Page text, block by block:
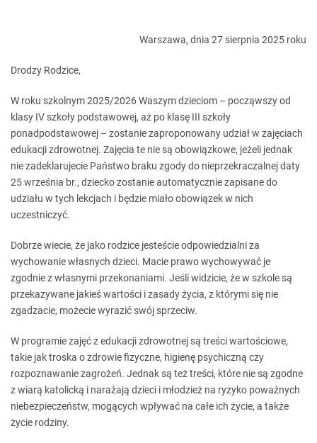
Warszawa, dnia 27 sierpnia 2025 roku
Drodzy Rodzice,
W roku szkolnym 2025/2026 Waszym dzieciom – począwszy od
klasy IV szkoły podstawowej, aż po klasę III szkoły
ponadpodstawowej – zostanie zaproponowany udział w zajęciach
edukacji zdrowotnej. Zajęcia te nie są obowiązkowe, jeżeli jednak
nie zadeklarujecie Państwo braku zgody do nieprzekraczalnej daty
25 września br., dziecko zostanie automatycznie zapisane do
udziału w tych lekcjach i będzie miało obowiązek w nich
uczestniczyć.
Dobrze wiecie, że jako rodzice jesteście odpowiedzialni za
wychowanie własnych dzieci. Macie prawo wychowywać je
zgodnie z własnymi przekonaniami. Jeśli widzicie, że w szkole są
przekazywane jakieś wartości i zasady życia, z którymi się nie
zgadzacie, możecie wyrazić swój sprzeciw.
W programie zajęć z edukacji zdrowotnej są treści wartościowe,
takie jak troska o zdrowie fizyczne, higienę psychiczną czy
rozpoznawanie zagrożeń. Jednak są też treści, które nie są zgodne
z wiarą katolicką i narażają dzieci i młodzież na ryzyko poważnych
niebezpieczeństw, mogących wpływać na całe ich życie, a także
życie rodziny.